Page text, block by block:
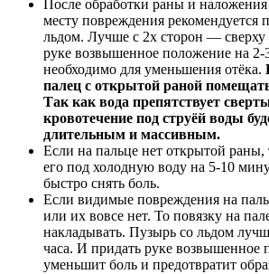
После обработки раны и
месту повреждения рекомендуется
льдом. Лучше с 2х сторон — сверху
руке возвышенное положение на 2-
необходимо для уменьшения отёка.
палец с открытой раной
Так как вода препятствует
кровотечение под струёй воды
длительным и массивным.
Если на пальце нет открытой
его под холодную воду на 5-10
быстро снять боль.
Если видимые повреждения на
или их вовсе нет. То повязку на
накладывать. Пузырь со льдом
часа. И придать руке возвышенное
уменьшит боль и предотвратит